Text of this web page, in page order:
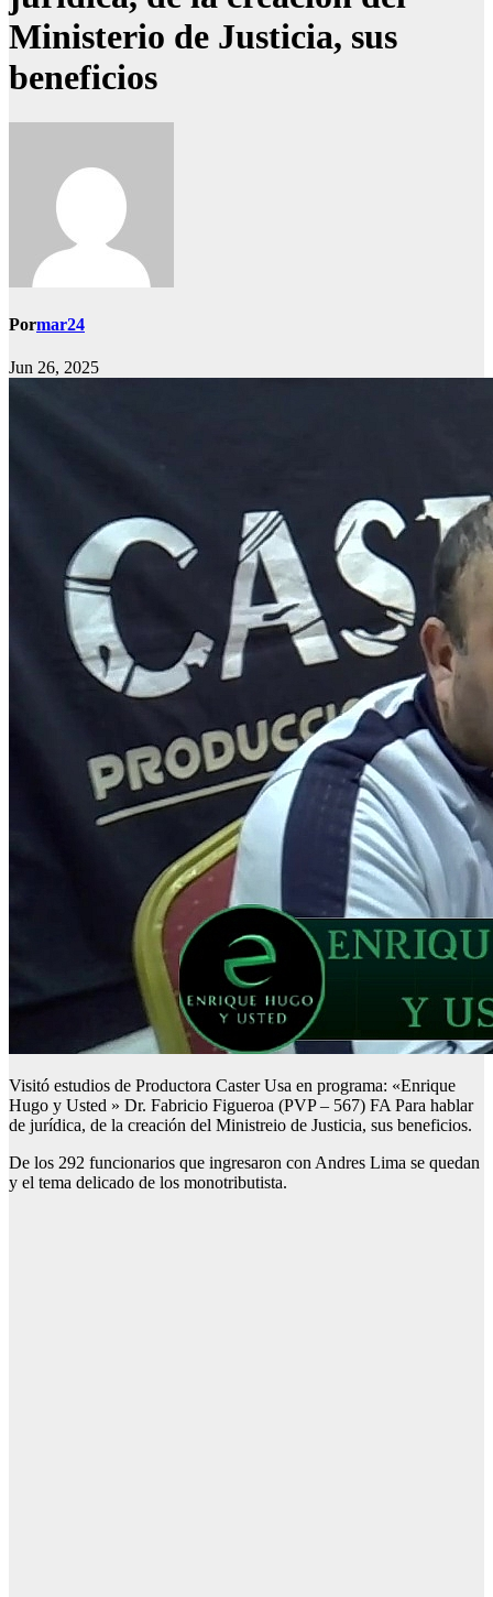
Ministerio de Justicia, sus
beneficios
Pormar24
Jun 26, 2025
Visitó estudios de Productora Caster Usa en programa: «Enrique
Hugo y Usted » Dr. Fabricio Figueroa (PVP – 567) FA Para hablar
de jurídica, de la creación del Ministreio de Justicia, sus beneficios.
De los 292 funcionarios que ingresaron con Andres Lima se quedan
y el tema delicado de los monotributista.